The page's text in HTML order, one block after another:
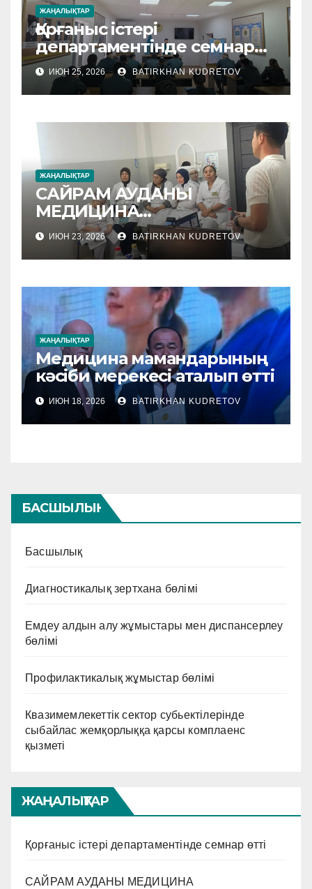
ЖАҢАЛЫҚТАР
Қорғаныс істері
департаментінде семнар
өтті
ИЮН 25, 2026 BATIRKHAN KUDRETOV
ЖАҢАЛЫҚТАР
САЙРАМ АУДАНЫ
МЕДИЦИНА
МЕКЕМЕЛЕРІНЕ
ӘДІСТЕМЕЛІК КӨМЕК
КӨРСЕТІЛУДЕ
ИЮН 23, 2026 BATIRKHAN KUDRETOV
ЖАҢАЛЫҚТАР
Медицина мамандарының
кәсіби мерекесі аталып өтті
ИЮН 18, 2026 BATIRKHAN KUDRETOV
БАСШЫЛЫҚ
Басшылық
Диагностикалық зертхана бөлімі
Емдеу алдын алу жұмыстары мен диспансерлеу
бөлімі
Профилактикалық жұмыстар бөлімі
Квазимемлекеттік сектор субьектілерінде
сыбайлас жемқорлыққа қарсы комплаенс
қызметі
ЖАҢАЛЫҚТАР
Қорғаныс істері департаментінде семнар өтті
САЙРАМ АУДАНЫ МЕДИЦИНА